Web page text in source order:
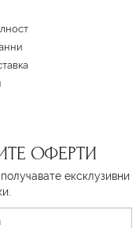
ОФЕРТИ
ексклузивни